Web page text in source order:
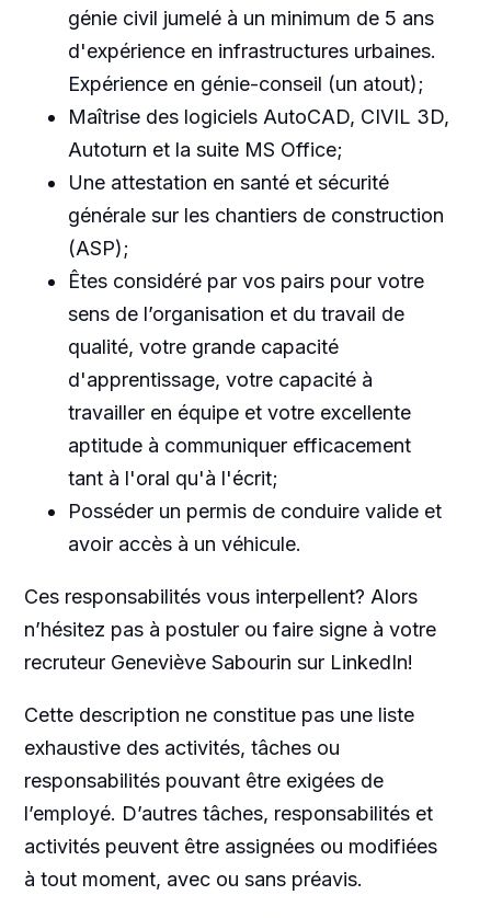
génie civil jumelé à un minimum de 5 ans
d'expérience en infrastructures urbaines.
Expérience en génie-conseil (un atout);
Maîtrise des logiciels AutoCAD, CIVIL 3D,
Autoturn et la suite MS Office;
Une attestation en santé et sécurité
générale sur les chantiers de construction
(ASP);
Êtes considéré par vos pairs pour votre
sens de l’organisation et du travail de
qualité, votre grande capacité
d'apprentissage, votre capacité à
travailler en équipe et votre excellente
aptitude à communiquer efficacement
tant à l'oral qu'à l'écrit;
Posséder un permis de conduire valide et
avoir accès à un véhicule.
Ces responsabilités vous interpellent? Alors
n’hésitez pas à postuler ou faire signe à votre
recruteur Geneviève Sabourin sur LinkedIn!
Cette description ne constitue pas une liste
exhaustive des activités, tâches ou
responsabilités pouvant être exigées de
l’employé. D’autres tâches, responsabilités et
activités peuvent être assignées ou modifiées
à tout moment, avec ou sans préavis.